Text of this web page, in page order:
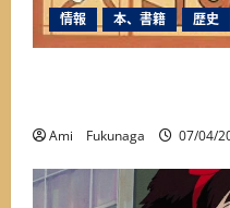
情報 本、書籍 歴史
Ami Fukunaga 07/04/